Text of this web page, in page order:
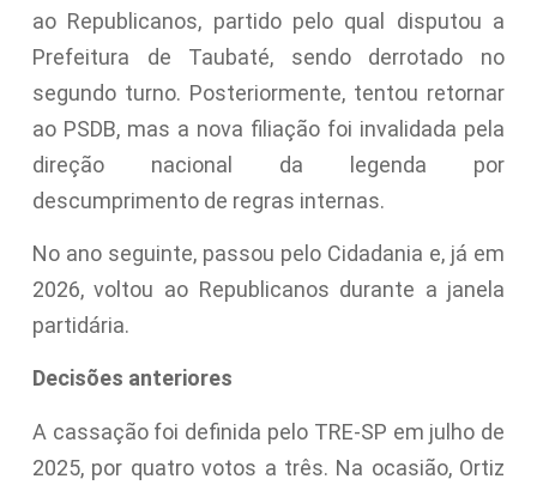
ao Republicanos, partido pelo qual disputou a
Prefeitura de Taubaté, sendo derrotado no
segundo turno. Posteriormente, tentou retornar
ao PSDB, mas a nova filiação foi invalidada pela
direção nacional da legenda por
descumprimento de regras internas.
No ano seguinte, passou pelo Cidadania e, já em
2026, voltou ao Republicanos durante a janela
partidária.
Decisões anteriores
A cassação foi definida pelo TRE-SP em julho de
2025, por quatro votos a três. Na ocasião, Ortiz